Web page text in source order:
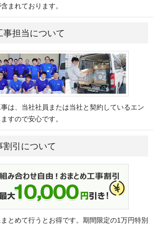
まれております。
事担当について
は、当社社員または当社と契約しているエン
すので安心です。
割引について
とめて行うとお得です。期間限定の1万円特別